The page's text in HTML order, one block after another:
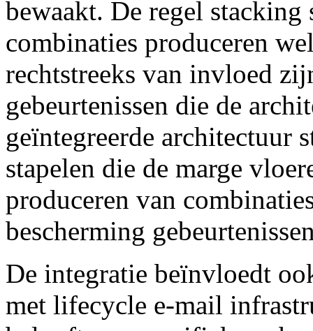
bewaakt. De regel
combinaties produceren
rechtstreeks van invloed
gebeurtenissen die de
geïntegreerde architectuur
stapelen die de marge
produceren van
bescherming
De integratie beïnvloedt
met lifecycle e-mail